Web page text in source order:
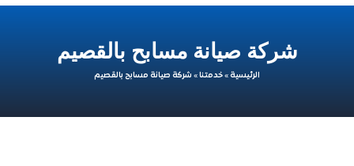
شركة صيانة مسابح بالقصيم
خدمتنا»شركة صيانة مسابح بالقصيم